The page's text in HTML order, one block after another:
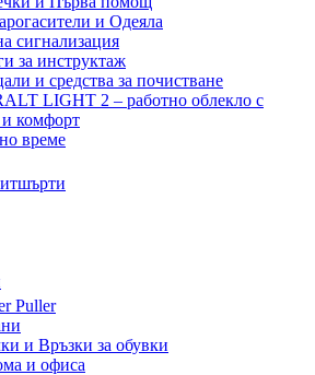
и Одеяла
сигнализация
за инструктаж
и средства за почистване
време
Puller
и Връзки за обувки
и офиса